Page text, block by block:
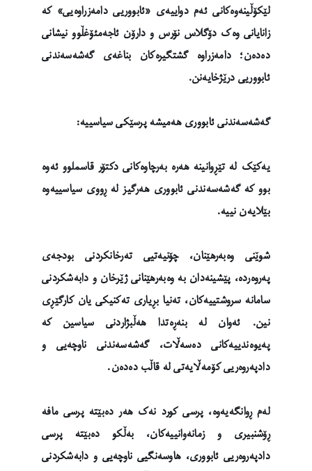
لێکۆڵینەوەکانی ئەم دواییەی «ئابووریی دامەزراوەیی» کە
زانایانی وەک دۆگلاس نۆرس و دارۆن ئاجەمئۆغڵوو نیشانی
دەدەن؛ دامەزراوە گشتگیرەکان بناغەی گەشەسەندنی
ئابووریی درێژخایەنن.
گەشەسەندنی ئابووری هەمیشە پرسێکی سیاسییە:
یەکێک لە تێڕوانینە هەرە بەرچاوەکانی دکتۆر قاسملوو ئەوە
بوو کە گەشەسەندنی ئابووری هەرگیز لە ڕووی سیاسییەوە
بێلایەن نییە.
شوێنی وەبەرهێنان، چۆنیەتیی تەرخانکردنی بودجەی
پەروەردە، پێشینەدان بە وەبەرهێنانی ژێرخان و دابەشکردنی
سامانە سروشتییەکان، تەنیا بڕیاری تەکنیکی یان کارگێڕی
نین. ئەوان لە بنەڕەتدا هەڵبژاردنی سیاسین کە
پەیوەندییەکانی دەسەڵات، گەشەسەندنی ناوچەیی و
دادپەروەریی کۆمەڵایەتی لە قاڵب دەدەن.
لەم ڕوانگەیەوە، پرسی کورد نەک هەر دەبێتە پرسی مافە
ڕۆشنبیری و زمانەوانییەکان، بەڵکو دەبێتە پرسی
دادپەروەریی ئابووری، هاوسەنگیی ناوچەیی و دابەشکردنی